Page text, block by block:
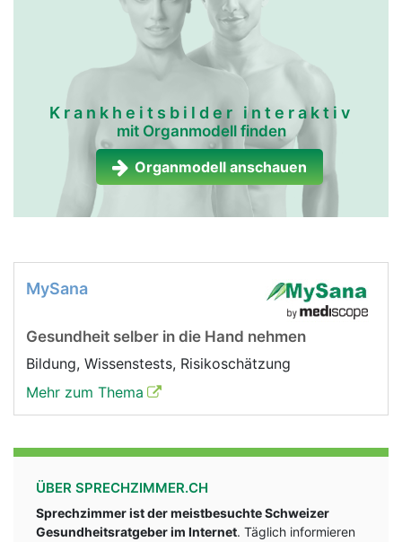
Krankheitsbilder interaktiv
mit Organmodell finden
Organmodell anschauen
MySana
Gesundheit selber in die Hand nehmen
Bildung, Wissenstests, Risikoschätzung
Mehr zum Thema
ÜBER SPRECHZIMMER.CH
Sprechzimmer ist der meistbesuchte Schweizer
Gesundheitsratgeber im Internet. Täglich informieren